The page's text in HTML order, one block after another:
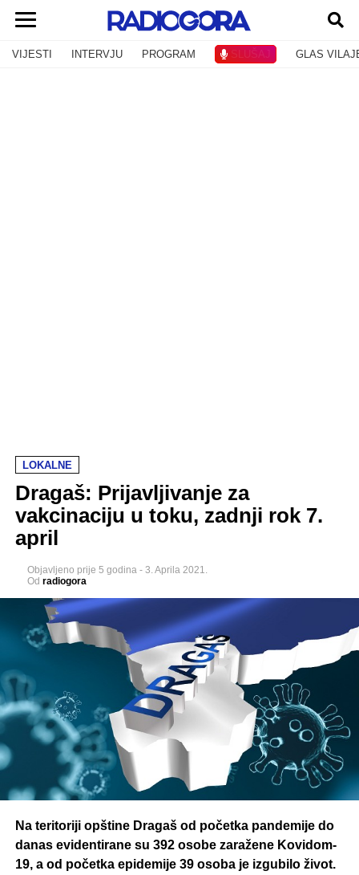
VIJESTI INTERVJU PROGRAM SLUŠAJ GLAS
LOKALNE
Dragaš: Prijavljivanje za
vakcinaciju u toku, zadnji rok 7.
april
Objavljeno prije 5 godina - 3. Aprila 2021.
Od radiogora
Na teritoriji opštine Dragaš od početka pandemije do
danas evidentirane su 392 osobe zaražene Kovidom-
19, a od početka epidemije 39 osoba je izgubilo život.